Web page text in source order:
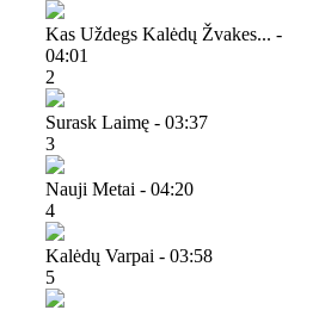
Kas Uždegs Kalėdų Žvakes... -
04:01
2
Surask Laimę - 03:37
3
Nauji Metai - 04:20
4
Kalėdų Varpai - 03:58
5